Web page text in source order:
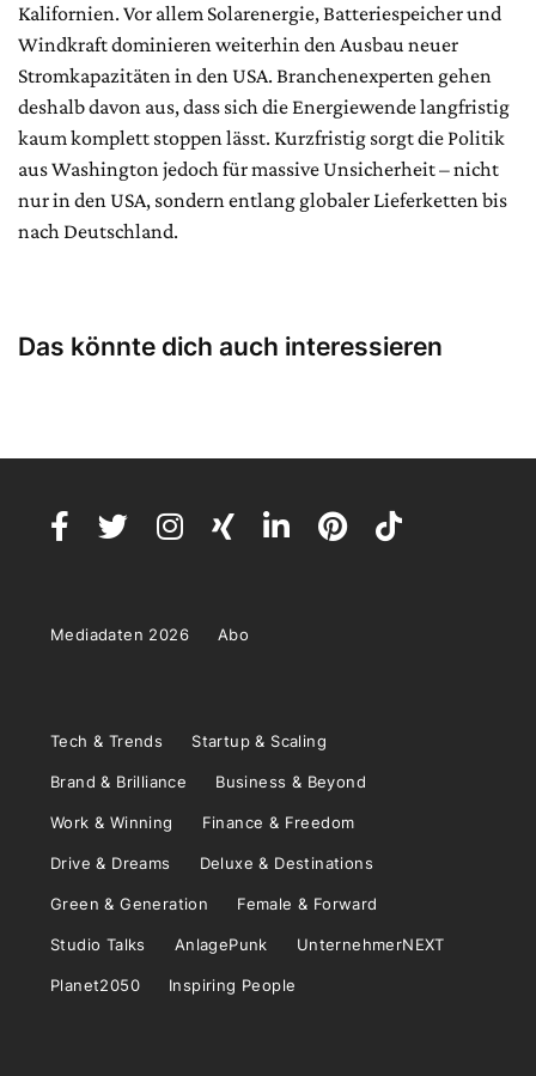
Kalifornien. Vor allem Solarenergie, Batteriespeicher und
Windkraft dominieren weiterhin den Ausbau neuer
Stromkapazitäten in den USA. Branchenexperten gehen
deshalb davon aus, dass sich die Energiewende langfristig
kaum komplett stoppen lässt. Kurzfristig sorgt die Politik
aus Washington jedoch für massive Unsicherheit – nicht
nur in den USA, sondern entlang globaler Lieferketten bis
nach Deutschland.
Das könnte dich auch interessieren
Mediadaten 2026 Abo
Tech & Trends Startup & Scaling
Brand & Brilliance Business & Beyond
Work & Winning Finance & Freedom
Drive & Dreams Deluxe & Destinations
Green & Generation Female & Forward
Studio Talks AnlagePunk UnternehmerNEXT
Planet2050 Inspiring People